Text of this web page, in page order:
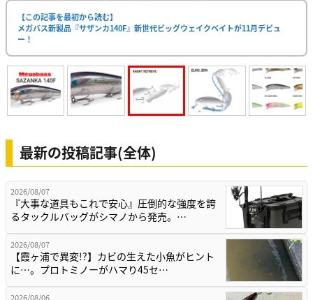
【この記事を最初から読む】
メガバス新製品『サザンカ140F』新世代ビッグウェイクベイトが11月デビュ
ー！
最新の投稿記事(全体)
2026/08/07
『大事な道具もこれで安心』圧倒的な強度を誇
るタックルバッグがシマノから発売。…
2026/08/07
【霞ヶ浦で異変!?】カビの生えた小魚がヒント
に…。プロトミノーがハマり45セ…
2026/08/06